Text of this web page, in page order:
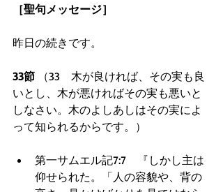
［聖句メッセージ］
昨日の続きです。
33節 （33　木が良ければ、その実も良
いとし、木が悪ければその実も悪いと
しなさい。木のよしあしはその実によ
って知られるからです。）
第一サムエル記7:7　『しかし主は
仰せられた。「人の容貌や、背の